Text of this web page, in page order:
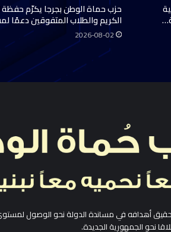
حزب حماة الوطن بجرجا يكرّم حفظة
الكريم والطلاب المتفوقين دعمًا
2026-08-02
أهدافه في مساندة الدولة نحو الوصول
نحو الجمهورية الجديدة.